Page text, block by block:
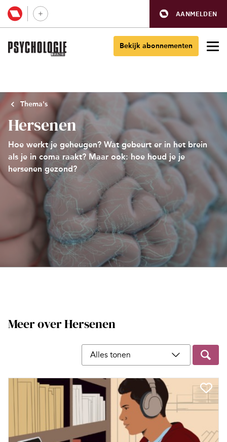
AANMELDEN
Bekijk abonnementen
Thema's
Hersenen
Hoe werkt je geheugen? Wat gebeurt er in het brein
als je in coma raakt? Maar ook: hoe houd je je
hersenen gezond?
Meer over Hersenen
Filter op content type